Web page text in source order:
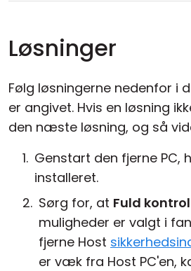
Løsninger
Følg løsningerne nedenfor i
er angivet. Hvis en løsning
den næste løsning, og så
Genstart den fjerne PC,
installeret.
Sørg for, at Fuld kontrol
muligheder er valgt i
fjerne Host
er væk fra Host PC'en,